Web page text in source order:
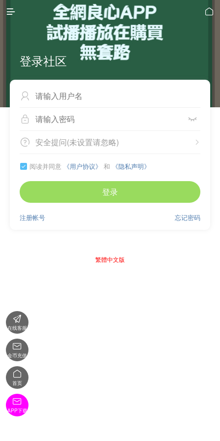
 
登录社区

 
 
安全提问(未设置请忽略)
 阅读并同意 《用户协议》 和 《隐私声明》
登录
忘记密码
注册帐号
繁體中文版

在线客服

金币充值

首页

APP下载